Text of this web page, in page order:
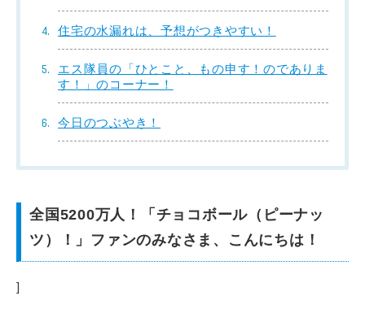
住宅の水漏れは、予想がつきやすい！
エス隊員の「ひとこと、もの申す！のでありま
す！」のコーナー！
今日のつぶやき！
全国5200万人！「チョコボール（ピーナッ
ツ）！」ファンのみなさま、こんにちは！
]